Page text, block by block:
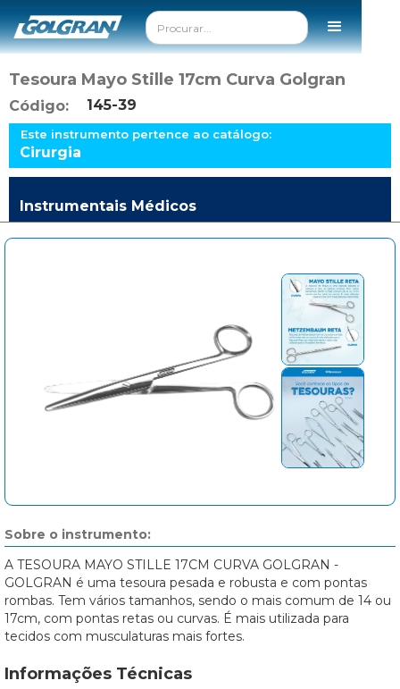
Tesoura Mayo Stille 17cm Curva Golgran
Código: 145-39
Este instrumento pertence ao catálogo:
Cirurgia
Instrumentais Médicos
Sobre o instrumento:
A TESOURA MAYO STILLE 17CM CURVA GOLGRAN -
GOLGRAN é uma tesoura pesada e robusta e com pontas
rombas. Tem vários tamanhos, sendo o mais comum de 14 ou
17cm, com pontas retas ou curvas. É mais utilizada para
tecidos com musculaturas mais fortes.
Informações Técnicas